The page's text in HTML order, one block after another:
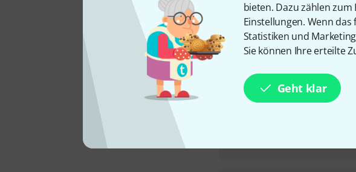
bieten. Dazu zählen
Einstellungen. Wenn
Statistiken und
Sie können Ihre erteilte
Geht klar